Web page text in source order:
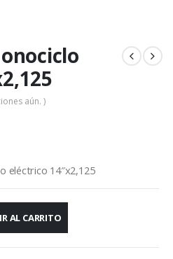
aún. )
eléctrico 14″x2,125
AL CARRITO